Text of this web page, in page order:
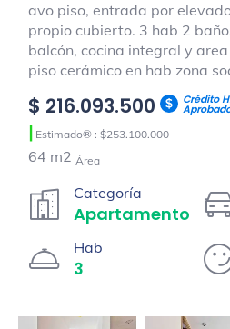
avo piso, entrada por
propio cubierto. 3 hab 2
balcón, cocina integral y
piso cerámico en hab zona
$ 216.093.500 Crédito
| Estimado® : $253.100.000
64 m2 Área
Categoría
Apartamento
Hab
3